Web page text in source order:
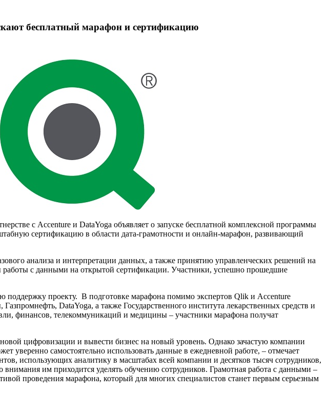
бесплатный марафон и сертификацию
с Accenture и DataYoga объявляет о запуске бесплатной комплексной программы
сертификацию в области дата-грамотности и онлайн-марафон, развивающий
анализа и интерпретации данных, а также принятию управленческих решений на
работы с данными на открытой сертификации. Участники, успешно прошедшие
поддержку проекту. В подготовке марафона помимо экспертов Qlik и Accenture
DataYoga, а также Государственного института лекарственных средств и
финансов, телекоммуникаций и медицины – участники марафона получат
цифровизации и вывести бизнес на новый уровень. Однако зачастую компании
уверенно самостоятельно использовать данные в ежедневной работе, – отмечает
использующих аналитику в масштабах всей компании и десятков тысяч сотрудников,
им приходится уделять обучению сотрудников. Грамотная работа с данными –
проведения марафона, который для многих специалистов станет первым серьезным